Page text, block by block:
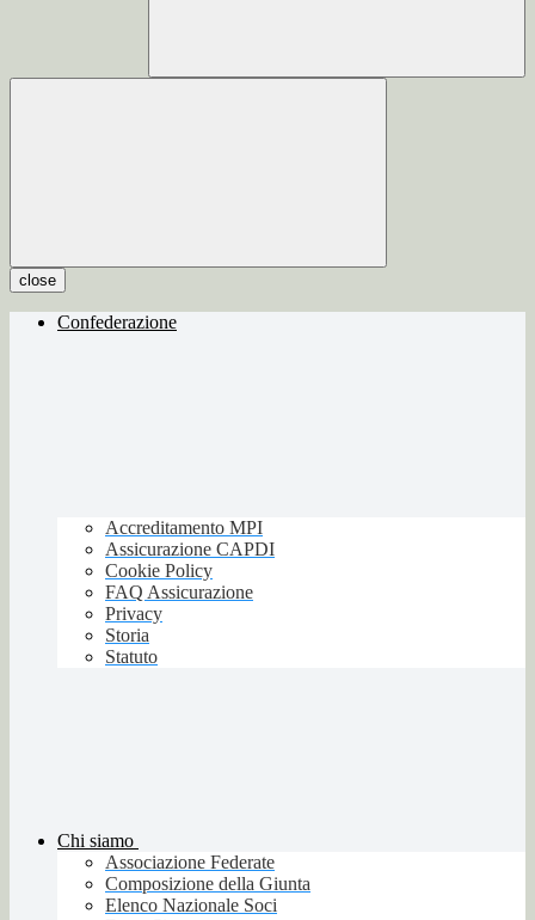
close
Confederazione
Accreditamento MPI
Assicurazione CAPDI
Cookie Policy
FAQ Assicurazione
Privacy
Storia
Statuto
Chi siamo
Associazione Federate
Composizione della Giunta
Elenco Nazionale Soci